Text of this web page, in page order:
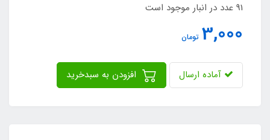
91 عدد در انبار موجود است
3,000 تومان
آماده ارسال